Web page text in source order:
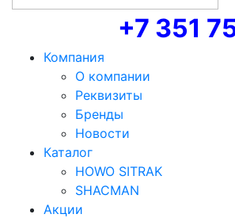
+7 351
Компания
О компании
Реквизиты
Бренды
Новости
Каталог
HOWO SITRAK
SHACMAN
Акции